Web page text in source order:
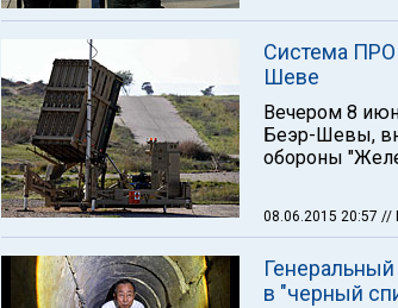
Система ПРО
Шеве
Вечером 8
Беэр-Шевы,
обороны
08.06.2015 20:57 //
в "черный